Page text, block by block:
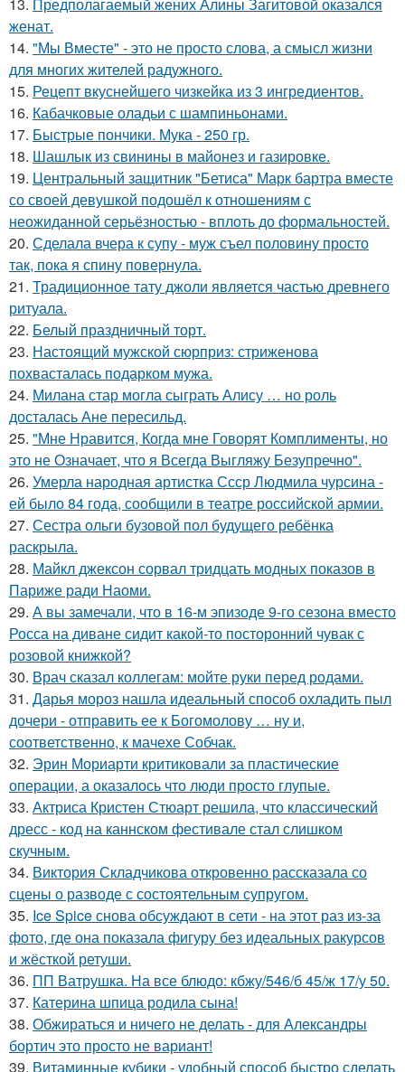
женат.
14. "Мы Вместе" - это не просто слова, а смысл жизни
для многих жителей радужного.
15. Рецепт вкуснейшего чизкейка из 3 ингредиентов.
16. Кабачковые оладьи с шампиньонами.
17. Быстрые пончики. Мука - 250 гр.
18. Шашлык из свинины в майонез и газировке.
19. Центральный защитник "Бетиса" Марк бартра вместе
со своей девушкой подошёл к отношениям с
неожиданной серьёзностью - вплоть до формальностей.
20. Сделала вчера к супу - муж съел половину просто
так, пока я спину повернула.
21. Традиционное тату джоли является частью древнего
ритуала.
22. Белый праздничный торт.
23. Настоящий мужской сюрприз: стриженова
похвасталась подарком мужа.
24. Милана стар могла сыграть Алису … но роль
досталась Ане пересильд.
25. "Мне Нравится, Когда мне Говорят Комплименты, но
это не Означает, что я Всегда Выгляжу Безупречно".
26. Умерла народная артистка Ссср Людмила чурсина -
ей было 84 года, сообщили в театре российской армии.
27. Сестра ольги бузовой пол будущего ребёнка
раскрыла.
28. Майкл джексон сорвал тридцать модных показов в
Париже ради Наоми.
29. А вы замечали, что в 16-м эпизоде 9-го сезона вместо
Росса на диване сидит какой-то посторонний чувак с
розовой книжкой?
30. Врач сказал коллегам: мойте руки перед родами.
31. Дарья мороз нашла идеальный способ охладить пыл
дочери - отправить ее к Богомолову … ну и,
соответственно, к мачехе Собчак.
32. Эрин Мориарти критиковали за пластические
операции, а оказалось что люди просто глупые.
33. Актриса Кристен Стюарт решила, что классический
дресс - код на каннском фестивале стал слишком
скучным.
34. Виктория Складчикова откровенно рассказала со
сцены о разводе с состоятельным супругом.
35. Ice Spice снова обсуждают в сети - на этот раз из-за
фото, где она показала фигуру без идеальных ракурсов
и жёсткой ретуши.
36. ПП Ватрушка. На все блюдо: кбжу/546/б 45/ж 17/у 50.
37. Катерина шпица родила сына!
38. Обжираться и ничего не делать - для Александры
бортич это просто не вариант!
39. Витаминные кубики - удобный способ быстро сделать